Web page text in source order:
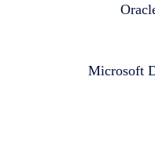
Microsoft